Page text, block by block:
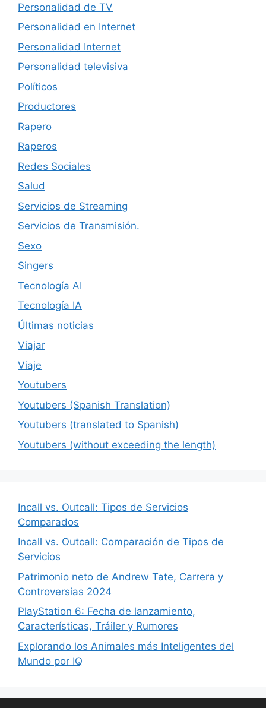
Personalidad de TV
Personalidad en Internet
Personalidad Internet
Personalidad televisiva
Políticos
Productores
Rapero
Raperos
Redes Sociales
Salud
Servicios de Streaming
Servicios de Transmisión.
Sexo
Singers
Tecnología AI
Tecnología IA
Últimas noticias
Viajar
Viaje
Youtubers
Youtubers (Spanish Translation)
Youtubers (translated to Spanish)
Youtubers (without exceeding the length)
Incall vs. Outcall: Tipos de Servicios
Comparados
Incall vs. Outcall: Comparación de Tipos de
Servicios
Patrimonio neto de Andrew Tate, Carrera y
Controversias 2024
PlayStation 6: Fecha de lanzamiento,
Características, Tráiler y Rumores
Explorando los Animales más Inteligentes del
Mundo por IQ